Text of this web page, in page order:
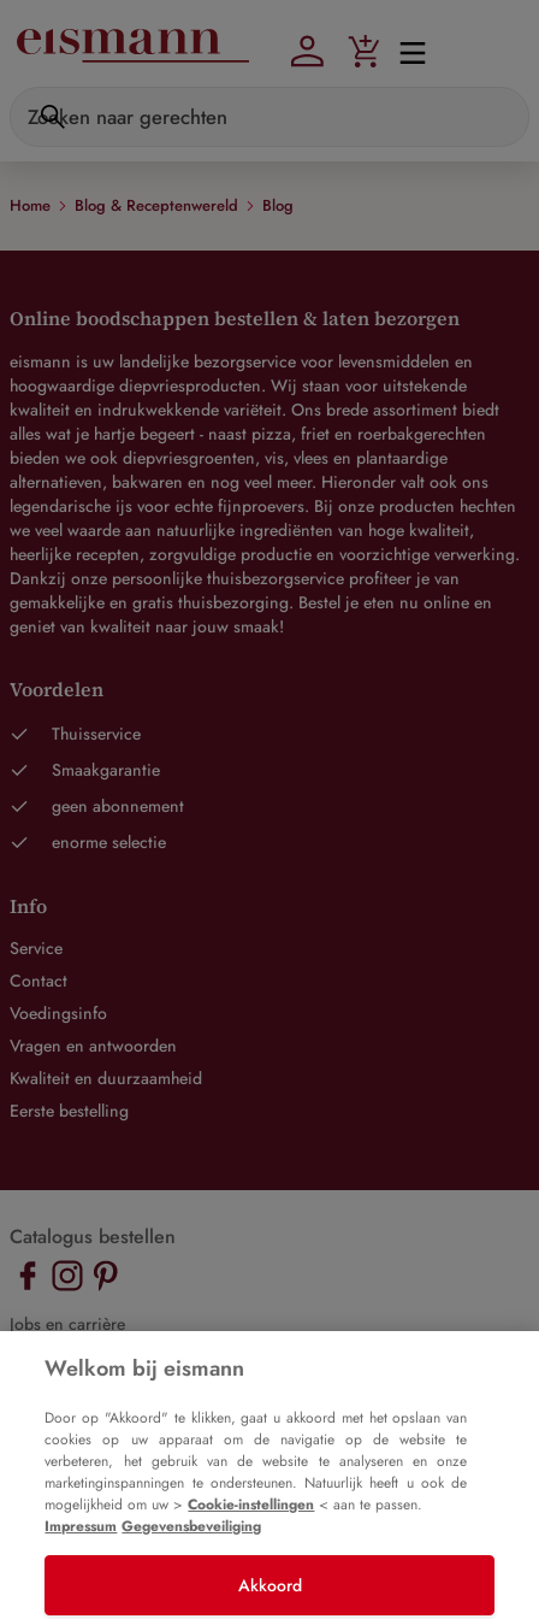
Home Blog & Receptenwereld Blog
Online boodschappen bestellen & laten bezorgen
eismann is uw landelijke bezorgservice voor levensmiddelen en
hoogwaardige diepvriesproducten. Wij staan voor uitstekende
kwaliteit en indrukwekkende variëteit. Ons brede assortiment biedt
alles wat je hartje begeert - naast pizza, friet en roerbakgerechten
bieden we ook diepvriesgroenten, vis, vlees en plantaardige
alternatieven, bakwaren en nog veel meer. Hieronder valt ook ons
legendarische ijs voor echte fijnproevers. Bij onze producten hechten
we veel waarde aan natuurlijke ingrediënten van hoge kwaliteit,
heerlijke recepten, zorgvuldige productie en voorzichtige verwerking.
Dankzij onze persoonlijke thuisbezorgservice profiteer je van
gemakkelijke en gratis thuisbezorging. Bestel je eten nu online en
geniet van kwaliteit naar jouw smaak!
Voordelen
Thuisservice
Smaakgarantie
geen abonnement
enorme selectie
Info
Service
Contact
Voedingsinfo
Vragen en antwoorden
Kwaliteit en duurzaamheid
Eerste bestelling
Catalogus bestellen
Jobs en carrière
De eismann blog
Cookie-instellingen
Impressum
Gegevensbeveiliging
Welkom bij eismann
Door op "Akkoord" te klikken, gaat u akkoord met het opslaan van
cookies op uw apparaat om de navigatie op de website te
verbeteren, het gebruik van de website te analyseren en onze
marketinginspanningen te ondersteunen. Natuurlijk heeft u ook de
mogelijkheid om uw >Cookie-instellingen < aan te passen.
Impressum Gegevensbeveiliging
Akkoord